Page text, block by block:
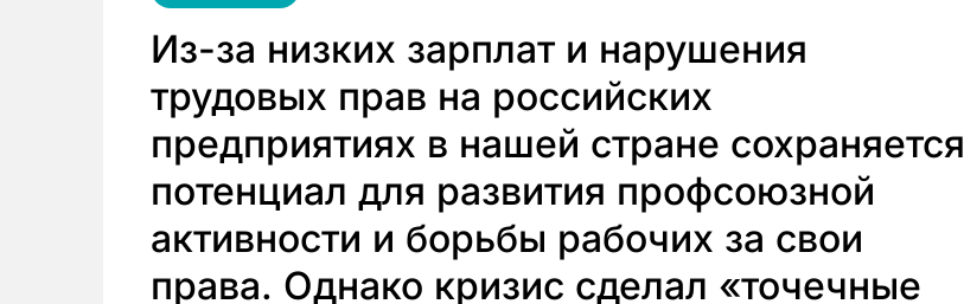
Из-за низких зарплат и нарушения
трудовых прав на российских
предприятиях в нашей стране сохраняется
потенциал для развития профсоюзной
активности и борьбы рабочих за свои
права. Однако кризис сделал «точечные